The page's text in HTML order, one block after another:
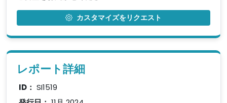
カスタマイズをリクエスト
レポート詳細
ID： SI1519